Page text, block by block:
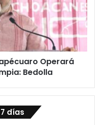
Operará
Bedolla
días